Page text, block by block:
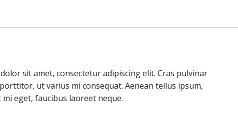
sit amet, consectetur adipiscing elit. Cras pulvinar
ut varius mi consequat. Aenean tellus ipsum,
eget, faucibus laoreet neque.